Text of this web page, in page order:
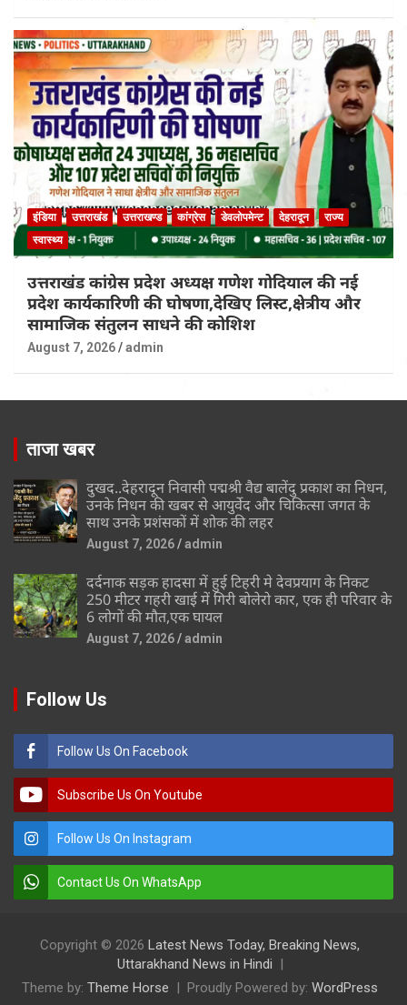
इंडिया उत्तराखंड उत्तराखण्ड कांग्रेस डेवलोपमेन्ट देहरादून
राज्य
स्वास्थ्य
उत्तराखंड कांग्रेस प्रदेश अध्यक्ष गणेश गोदियाल की नई
प्रदेश कार्यकारिणी की घोषणा,देखिए लिस्ट,क्षेत्रीय और
सामाजिक संतुलन साधने की कोशिश
August 7, 2026 admin
ताजा खबर
दुखद..देहरादून निवासी पद्मश्री वैद्य बालेंदु प्रकाश का निधन,
उनके निधन की खबर से आयुर्वेद और चिकित्सा जगत के
साथ उनके प्रशंसकों में शोक की लहर
August 7, 2026 admin
दर्दनाक सड़क हादसा में हुई टिहरी मे देवप्रयाग के निकट
250 मीटर गहरी खाई में गिरी बोलेरो कार, एक ही परिवार के
6 लोगों की मौत,एक घायल
August 7, 2026 admin
Follow Us
Follow Us On Facebook
Subscribe Us On Youtube
Follow Us On Instagram
Contact Us On WhatsApp
Copyright © 2026 Latest News Today, Breaking News,
Uttarakhand News in Hindi
Theme by: Theme Horse Proudly Powered by: WordPress